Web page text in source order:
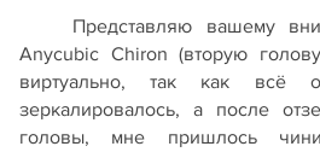
Представляю вашему
Anycubic Chiron (вторую
виртуально, так как всё
зеркалировалось, а после
головы, мне пришлось